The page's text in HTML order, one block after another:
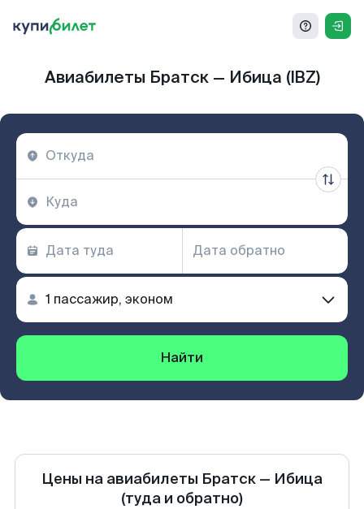
Авиабилеты Братск — Ибица (IBZ)
Найти
Цены на авиабилеты Братск — Ибица
(туда и обратно)